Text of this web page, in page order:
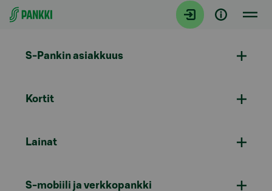
Siirry suoraan sisältöön
S-Pankin asiakkuus
Kortit
Lainat
S-mobiili ja verkkopankki